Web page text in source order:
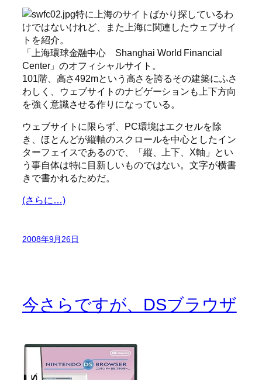
特に上海のサイトばかり探しているわ
けではないけれど、また上海に関連したウェブサイ
トを紹介。
「上海環球金融中心 Shanghai World Financial
Center」のオフィシャルサイト。
101階、高さ492mという高さを誇るその建築にふさ
わしく、ウェブサイトのナビゲーションも上下方向
を強く意識させる作りになっている。
ウェブサイトに限らず、PC環境はエクセルを除
き、ほとんどが縦軸のスクロールを中心としたイン
ターフェイスであるので、「縦、上下、X軸」とい
う事自体は特に目新しいものではない。文字が横書
きで書かれるためだ。
(さらに…)
2008年9月26日
今さらですが、DSブラウザ